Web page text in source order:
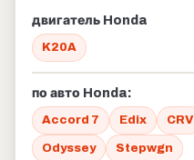
двигатель Honda
K20A
по авто Honda:
Accord 7 Edix CRV
Odyssey Stepwgn